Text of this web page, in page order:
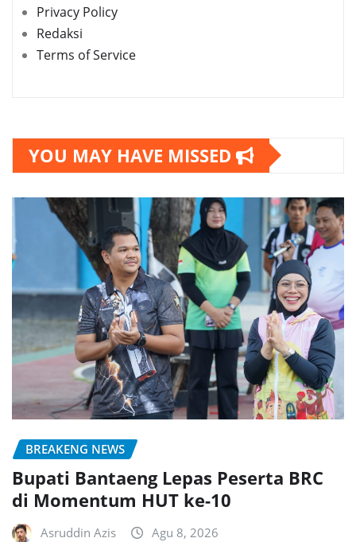
Privacy Policy
Redaksi
Terms of Service
YOU MAY HAVE MISSED
BREAKENG NEWS
Bupati Bantaeng Lepas Peserta BRC
di Momentum HUT ke-10
Asruddin Azis Agu 8, 2026